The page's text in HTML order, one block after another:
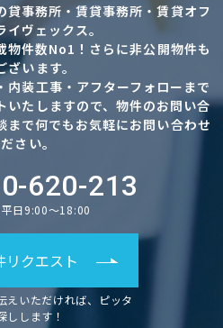
事務所・賃貸事務所・賃貸オフ
イヴェックス。
物件数No1！さらに非公開物件も
ざいます。
内装工事・アフターフォローまで
いたしますので、物件のお問い合
まで何でもお気軽にお問い合わせ
さい。
620-213
日9:00～18:00
リクエスト
えいただければ、ピッタ
しします！